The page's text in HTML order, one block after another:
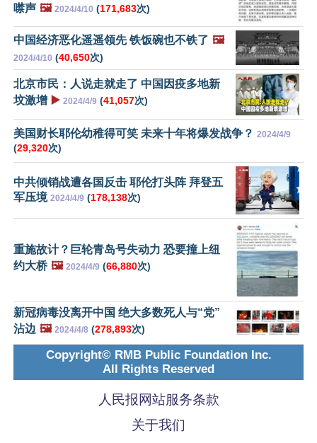
噤声 🖼️ 2024/4/10 (171,683次)
中国经济恶化遥遥领先 铁饭碗也不铁了 🖼️
2024/4/10 (40,650次)
北京市民：人说走就走了 中国因疫多地新
坟激增 ▶️ 2024/4/9 (41,057次)
美国财长耶伦幼稚得可笑 未来十年将爆发战争？ 2024/4/9
(29,320次)
中共倾销战遭各国反击 耶伦打头阵 拜登五
军压境 2024/4/9 (178,138次)
重施故计？巨轮青岛号失动力 恐要撞上纽
约大桥 🖼️ 2024/4/9 (66,880次)
新冠病毒没离开中国 绝大多数死人与“党”
沾边 🖼️ 2024/4/8 (278,893次)
Copyright© RMB Public Foundation Inc.
All Rights Reserved
人民报网站服务条款
关于我们